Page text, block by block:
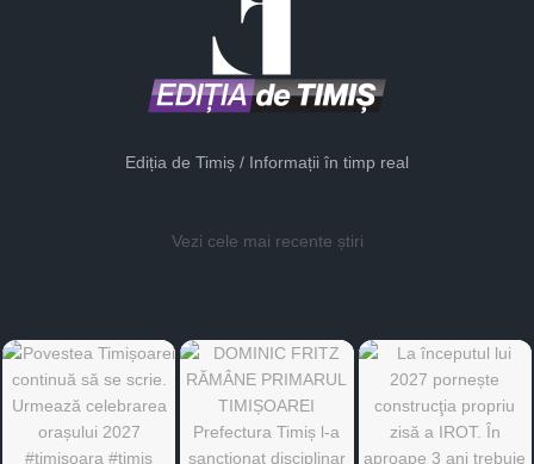
Ediția de Timiș / Informații în timp real
Vezi cele mai recente știri